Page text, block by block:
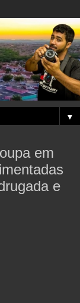
▼
em
e